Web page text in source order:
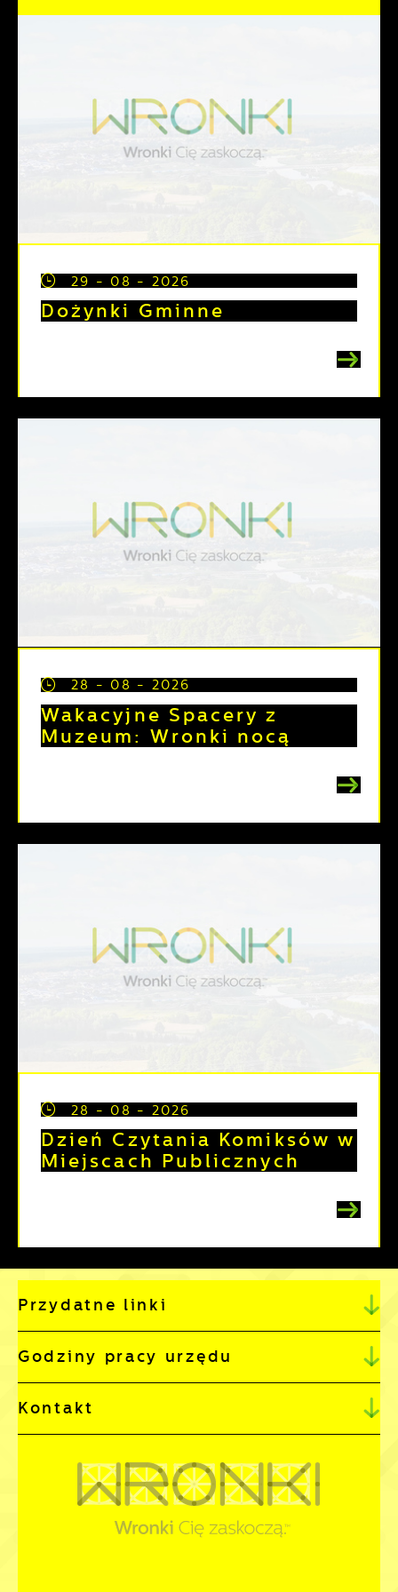
29 - 08 - 2026
Dożynki Gminne
28 - 08 - 2026
Wakacyjne Spacery z
Muzeum: Wronki nocą
28 - 08 - 2026
Dzień Czytania Komiksów w
Miejscach Publicznych
Przydatne linki
Godziny pracy urzędu
Kontakt